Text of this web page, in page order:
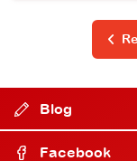
Blog
Facebook